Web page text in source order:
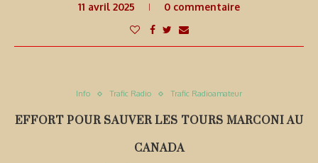
11 avril 2025 0 commentaire
Info Trafic Radio Trafic Radioamateur
EFFORT POUR SAUVER LES TOURS MARCONI AU
CANADA